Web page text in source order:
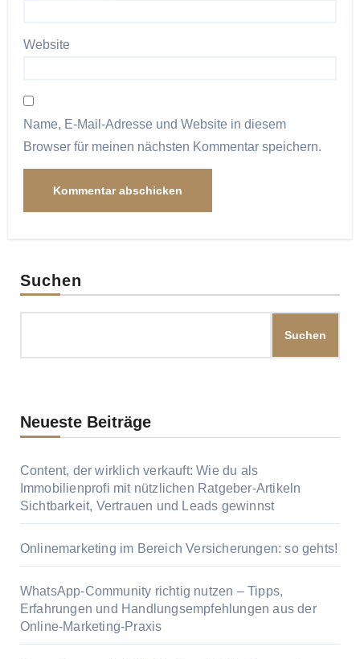
Website
Name, E-Mail-Adresse und Website in diesem
Browser für meinen nächsten Kommentar speichern.
Suchen
Suchen
Neueste Beiträge
Content, der wirklich verkauft: Wie du als
Immobilienprofi mit nützlichen Ratgeber-Artikeln
Sichtbarkeit, Vertrauen und Leads gewinnst
Onlinemarketing im Bereich Versicherungen: so gehts!
WhatsApp-Community richtig nutzen – Tipps,
Erfahrungen und Handlungsempfehlungen aus der
Online-Marketing-Praxis